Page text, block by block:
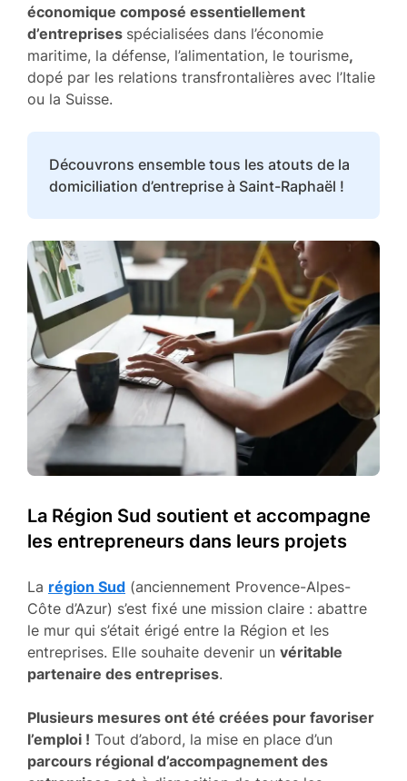
économique composé essentiellement
d’entreprises spécialisées dans l’économie
maritime, la défense, l’alimentation, le tourisme,
dopé par les relations transfrontalières avec l’Italie
ou la Suisse.
Découvrons ensemble tous les atouts de la
domiciliation d’entreprise à Saint-Raphaël !
La Région Sud soutient et accompagne
les entrepreneurs dans leurs projets
La région Sud (anciennement Provence-Alpes-
Côte d’Azur) s’est fixé une mission claire : abattre
le mur qui s’était érigé entre la Région et les
entreprises. Elle souhaite devenir un véritable
partenaire des entreprises.
Plusieurs mesures ont été créées pour favoriser
l’emploi ! Tout d’abord, la mise en place d’un
parcours régional d’accompagnement des